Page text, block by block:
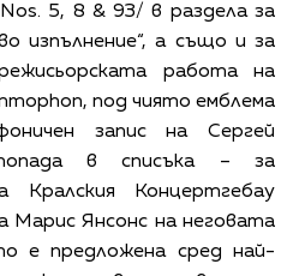
5, 8 & 9З/ в раздела за
изпълнение“, а също и за
работа на
под чиято емблема
запис на Сергей
в списъка – за
Кралския Концертгебау
Марис Янсонс на неговата
е предложена сред най-